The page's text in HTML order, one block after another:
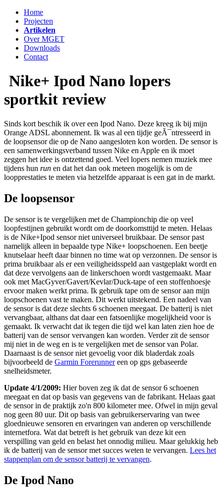
Home
Projecten
Artikelen
Over MGET
Downloads
Contact
Nike+ Ipod Nano lopers
sportkit review
Sinds kort beschik ik over een Ipod Nano. Deze kreeg ik bij mijn
Orange ADSL abonnement. Ik was al een tijdje geÃ¯ntresseerd in
de loopsensor die op de Nano aangesloten kon worden. De sensor is
een samenwerkingsverband tussen Nike en Apple en ik moet
zeggen het idee is ontzettend goed. Veel lopers nemen muziek mee
tijdens hun run en dat het dan ook meteen mogelijk is om de
loopprestaties te meten via hetzelfde apparaat is een gat in de markt.
De loopsensor
De sensor is te vergelijken met de Championchip die op veel
loopfestijnen gebruikt wordt om de doorkomsttijd te meten. Helaas
is de Nike+Ipod sensor niet universeel bruikbaar. De sensor past
namelijk alleen in bepaalde type Nike+ loopschoenen. Een beetje
knutselaar heeft daar binnen no time wat op verzonnen. De sensor is
prima bruikbaar als er een veiligheidsspeld aan vastgeplakt wordt en
dat deze vervolgens aan de linkerschoen wordt vastgemaakt. Maar
ook met MacGyver/Gavert/Kevlar/Duck-tape of een stoffenhoesje
ervoor maken werkt prima. Ik gebruik tape om de sensor aan mijn
loopschoenen vast te maken. Dit werkt uitstekend. Een nadeel van
de sensor is dat deze slechts 6 schoenen meegaat. De batterij is niet
vervangbaar, althans dat daar een fatsoenlijke mogelijkheid voor is
gemaakt. Ik verwacht dat ik tegen die tijd wel kan laten zien hoe de
batterij van de sensor vervangen kan worden. Verder zit de sensor
mij niet in de weg en is te vergelijken met de sensor van Polar.
Daarnaast is de sensor niet gevoelig voor dik bladerdak zoals
bijvoorbeeld de Garmin Forerunnereen op gps gebaseerde
snelheidsmeter.
Update 4/1/2009: Hier boven zeg ik dat de sensor 6 schoenen
meegaat en dat op basis van gegevens van de fabrikant. Helaas gaat
de sensor in de praktijk zo'n 800 kilometer mee. Ofwel in mijn geval
nog geen 80 uur. Dit op basis van gebruikerservaring van twee
gloednieuwe sensoren en ervaringen van anderen op verschillende
internetfora. Wat dat betreft is het gebruik van deze kit een
verspilling van geld en belast het onnodig milieu. Maar gelukkig heb
ik de batterij van de sensor met succes weten te vervangen. Lees het
stappenplan om de sensor batterij te vervangen.
De Ipod Nano